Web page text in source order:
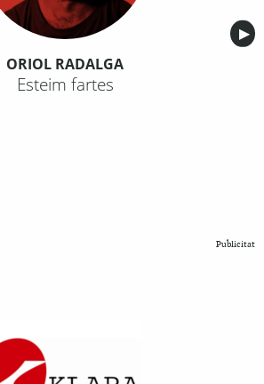
▶︎
ORIOL RADALGA
Esteim fartes
Publicitat